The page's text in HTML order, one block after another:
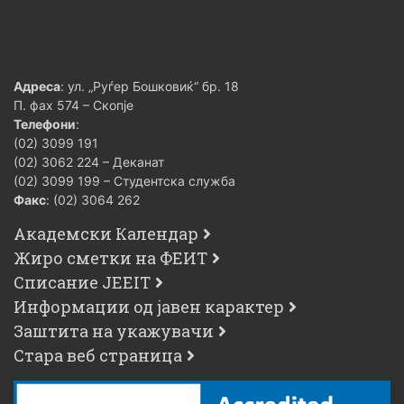
Адреса: ул. „Руѓер Бошковиќ“ бр. 18
П. фах 574 – Скопје
Телефони:
(02) 3099 191
(02) 3062 224 – Деканат
(02) 3099 199 – Студентска служба
Факс: (02) 3064 262
Академски Календар
Жиро сметки на ФЕИТ
Списание JEEIT
Информации од јавен карактер
Заштита на укажувачи
Стара веб страница